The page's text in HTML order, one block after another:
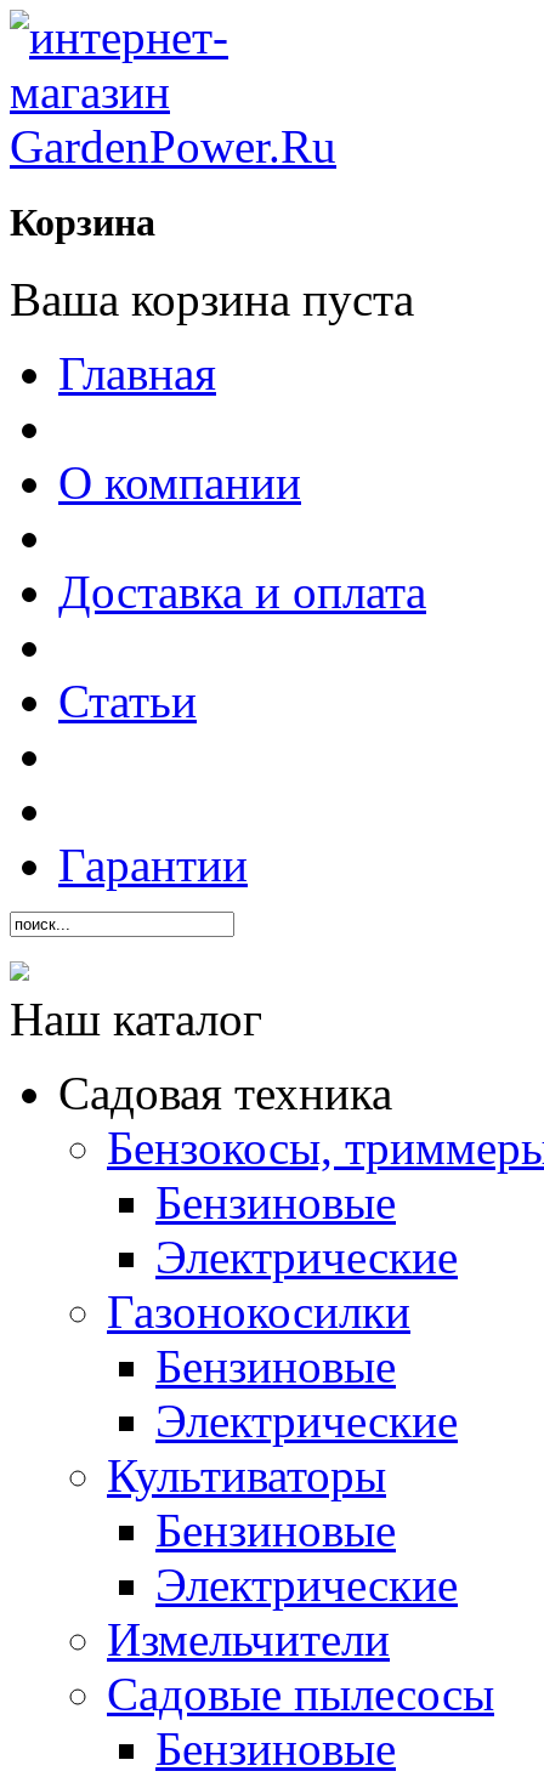
Корзина
Ваша корзина пуста
Главная
О компании
Доставка и оплата
Статьи
Гарантии
Наш каталог
Садовая техника
Бензокосы,
Бензиновые
Электрические
Газонокосилки
Бензиновые
Электрические
Культиваторы
Бензиновые
Электрические
Измельчители
Садовые пылесосы
Бензиновые